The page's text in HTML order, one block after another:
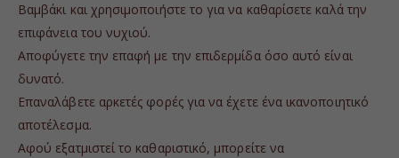
Βαμβάκι και χρησιμοποιήστε το για να καθαρίσετε καλά την
επιφάνεια του νυχιού.
Αποφύγετε την επαφή με την επιδερμίδα όσο αυτό είναι
δυνατό.
Επαναλάβετε αρκετές φορές για να έχετε ένα ικανοποιητικό
αποτέλεσμα.
Αφού εξατμιστεί το καθαριστικό, μπορείτε να